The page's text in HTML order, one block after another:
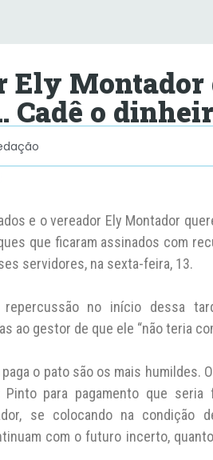
Ely Montador
o
e o vereador Ely Montador
que ficaram assinados com
servidores, na sexta-feira, 13.
repercussão no início dessa
ao gestor de que ele “não teria
paga o pato são os mais
Pinto para pagamento que
se colocando na condição
com o futuro incerto,